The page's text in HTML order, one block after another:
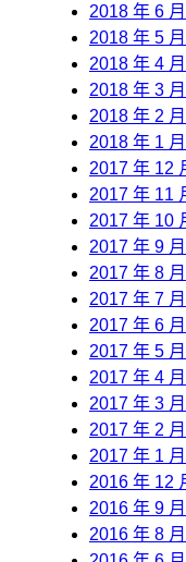
2018 年 6 月
2018 年 5 月
2018 年 4 月
2018 年 3 月
2018 年 2 月
2018 年 1 月
2017 年 12
2017 年 11
2017 年 10
2017 年 9 月
2017 年 8 月
2017 年 7 月
2017 年 6 月
2017 年 5 月
2017 年 4 月
2017 年 3 月
2017 年 2 月
2017 年 1 月
2016 年 12
2016 年 9 月
2016 年 8 月